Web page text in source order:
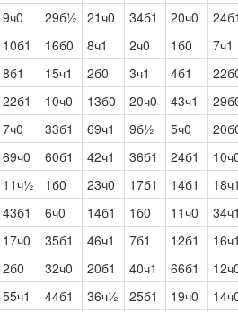
9ч0 29б½ 21ч0 34б1 20ч0 24б1
10б1 16б0 8ч1 2ч0 1б0 7ч1
8б1 15ч1 2б0 3ч1 4б1
22б1 10ч0 13б0 20ч0 43ч1
7ч0 33б1 69ч1 9б½ 5ч0
69ч0 60б1 42ч1 36б1 24б1
11ч½ 1б0 23ч0 17б1 14б1 18ч1
43б1 6ч0 14б1 1б0 11ч0 34ч1
17ч0 35б1 46ч1 7б1 12б1 16ч1
2б0 32ч0 20б1 40ч1 66б1
55ч1 44б1 36ч½ 25б1 19ч0